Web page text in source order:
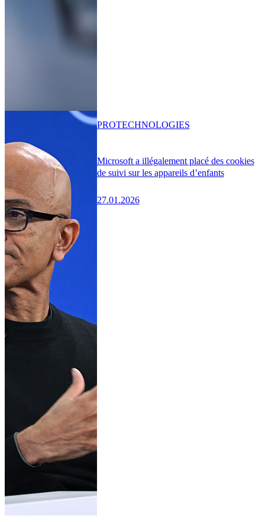
Microsoft a illégalement placé des cookies
de suivi sur les appareils d’enfants
27.01.2026
PROTECHNOLOGIES